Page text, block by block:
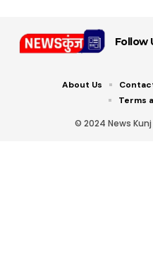
Follow
© 2024 News
About Us
Terms